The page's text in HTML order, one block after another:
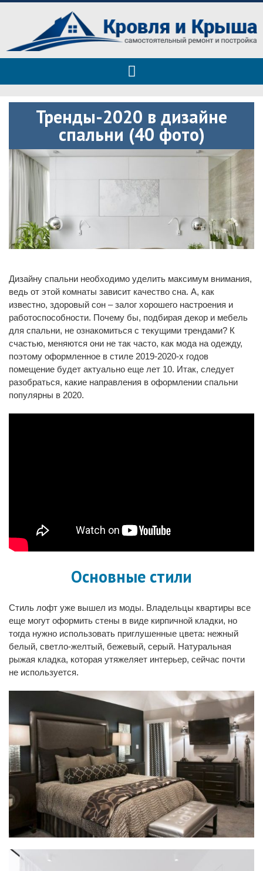
Roof tops — только полезные
советы
Полезные советы при строительстве дома и ремонте
Тренды-2020 в дизайне
спальни (40 фото)
Дизайну спальни необходимо уделить максимум внимания,
ведь от этой комнаты зависит качество сна. А, как
известно, здоровый сон – залог хорошего настроения и
работоспособности. Почему бы, подбирая декор и мебель
для спальни, не ознакомиться с текущими трендами? К
счастью, меняются они не так часто, как мода на одежду,
поэтому оформленное в стиле 2019-2020-х годов
помещение будет актуально еще лет 10. Итак, следует
разобраться, какие направления в оформлении спальни
популярны в 2020.
Основные стили
Стиль лофт уже вышел из моды. Владельцы квартиры все
еще могут оформить стены в виде кирпичной кладки, но
тогда нужно использовать приглушенные цвета: нежный
белый, светло-желтый, бежевый, серый. Натуральная
рыжая кладка, которая утяжеляет интерьер, сейчас почти
не используется.